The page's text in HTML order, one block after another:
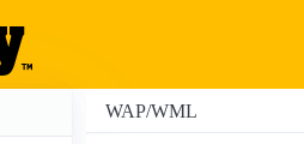
WAP/WML